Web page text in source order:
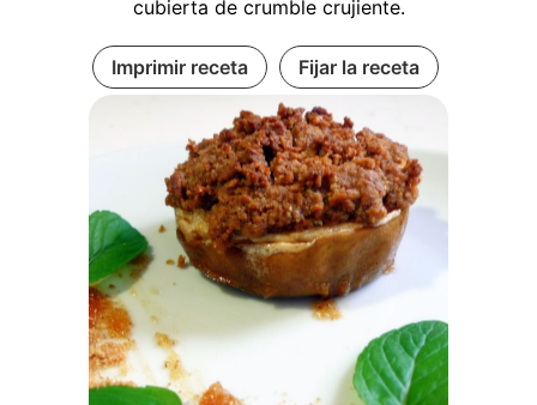
cubierta de crumble crujiente.
Imprimir receta Fijar la receta